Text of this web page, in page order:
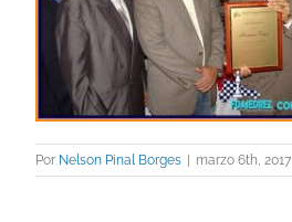
Por Nelson Pinal Borges | marzo 6th, 2017